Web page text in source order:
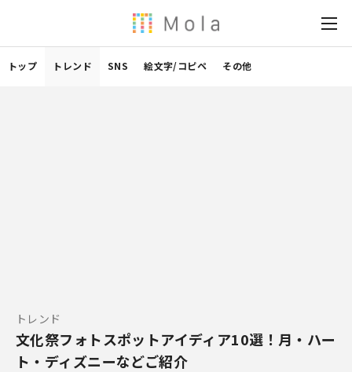
トップ トレンド SNS 絵文字/コピペ その他
トレンド
文化祭フォトスポットアイディア10選！月・ハー
ト・ディズニーなどご紹介